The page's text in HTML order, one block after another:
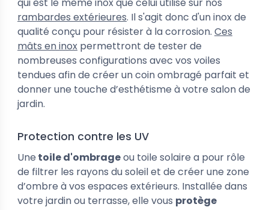
rambardes extérieures. Il s'agit donc d'un inox de
qualité conçu pour résister à la corrosion. Ces
mâts en inox permettront de tester de
nombreuses configurations avec vos voiles
tendues afin de créer un coin ombragé parfait et
donner une touche d’esthétisme à votre salon de
jardin.
Protection contre les UV
Une toile d'ombrageou toile solaire a pour rôle
de filtrer les rayons du soleil et de créer une zone
d’ombre à vos espaces extérieurs. Installée dans
votre jardin ou terrasse, elle vous protège